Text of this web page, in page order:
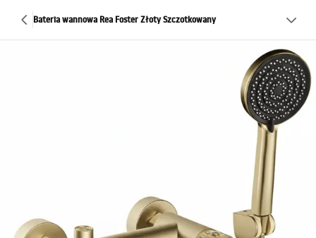
Bateria wannowa Rea Foster Złoty Szczotkowany